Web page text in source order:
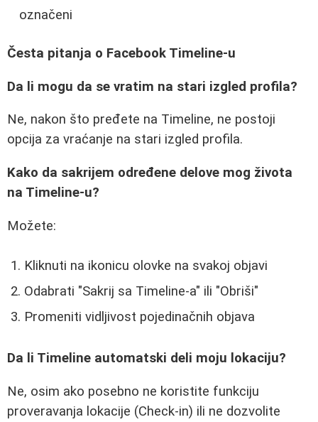
označeni
Česta pitanja o Facebook Timeline-u
Da li mogu da se vratim na stari izgled profila?
Ne, nakon što pređete na Timeline, ne postoji
opcija za vraćanje na stari izgled profila.
Kako da sakrijem određene delove mog života
na Timeline-u?
Možete:
Kliknuti na ikonicu olovke na svakoj objavi
Odabrati "Sakrij sa Timeline-a" ili "Obriši"
Promeniti vidljivost pojedinačnih objava
Da li Timeline automatski deli moju lokaciju?
Ne, osim ako posebno ne koristite funkciju
proveravanja lokacije (Check-in) ili ne dozvolite